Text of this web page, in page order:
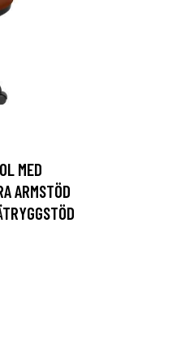
MED
ARMSTÖD